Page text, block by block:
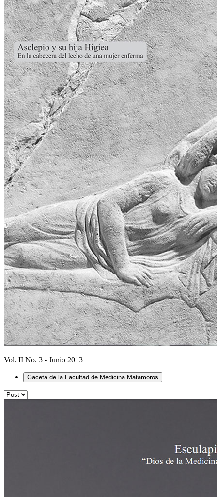
Vol. II No. 3 - Junio 2013
Gaceta de la Facultad de Medicina Matamoros